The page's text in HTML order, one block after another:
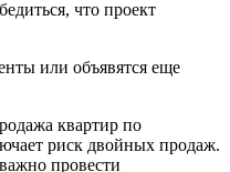
что проект
или объявятся еще
квартир по
риск двойных продаж.
провести